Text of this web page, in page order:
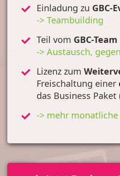
Einladung zu GBC-
-> Teambuilding
Teil vom GBC-Team
-> Austausch,
Lizenz zum
Freischaltung einer
das Business Paket
-> mehr monatliche